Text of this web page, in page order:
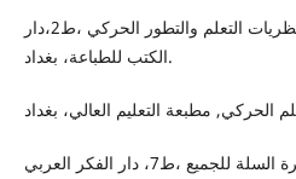
محجوب،وجيه وآخرون (2000):نظريات التعلم والتطور الحركي ،ط2،دار
الكتب للطباعة، بغداد.
معوض ، حسن سيد (2003) : كرة السلة للجميع ،ط7، دار الفكر العربي